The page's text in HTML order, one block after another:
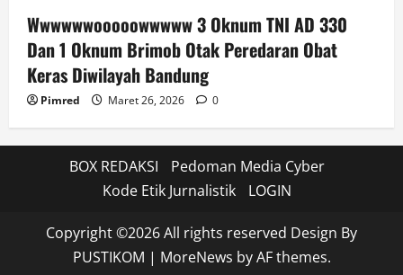
Wwwwwwooooowwwww 3 Oknum TNI AD 330
Dan 1 Oknum Brimob Otak Peredaran Obat
Keras Diwilayah Bandung
Pimred Maret 26, 2026 0
BOX REDAKSI
Pedoman Media Cyber
Kode Etik Jurnalistik
LOGIN
Copyright ©2026 All rights reserved Design By
PUSTIKOM | MoreNews by AF themes.